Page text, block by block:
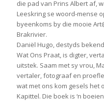
die pad van Prins Albert af,
Leeskring se woord-mense
byeenkoms by die mooie
Brakrivier.
Daniël Hugo, destyds
Wat Ons Praat, is digter,
uitstek. Saam met sy vrou,
vertaler, fotograaf en
wat met ons kom gesels het
Kapittel. Die boek is ‘n